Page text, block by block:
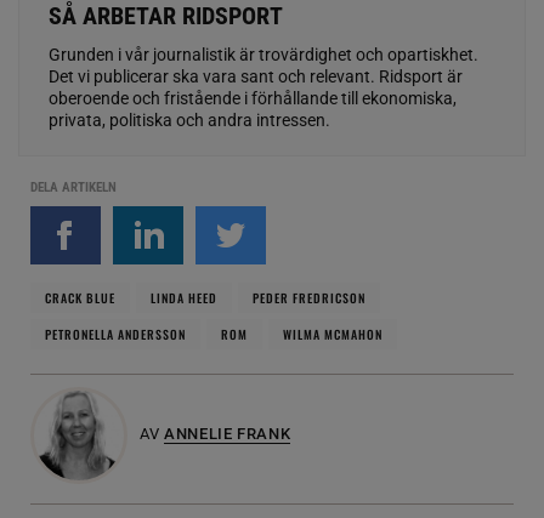
SÅ ARBETAR RIDSPORT
Grunden i vår journalistik är trovärdighet och opartiskhet.
Det vi publicerar ska vara sant och relevant. Ridsport är
oberoende och fristående i förhållande till ekonomiska,
privata, politiska och andra intressen.
DELA ARTIKELN
CRACK BLUE LINDA HEED
PEDER FREDRICSON
PETRONELLA ANDERSSON
ROM WILMA MCMAHON
AV ANNELIE FRANK